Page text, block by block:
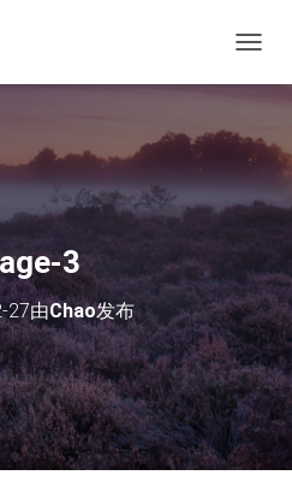
换
3
27由Chao发布